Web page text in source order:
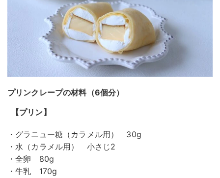
プリンクレープの材料（6個分）
【プリン】
・グラニュー糖（カラメル用） 30g
・水（カラメル用） 小さじ2
・全卵 80g
・牛乳 170g